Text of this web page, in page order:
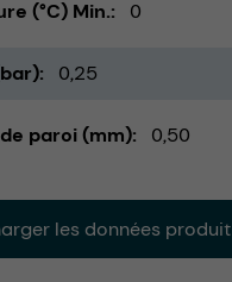
(°C) Min. 0
0,25
paroi (mm) 0,50
les données produit